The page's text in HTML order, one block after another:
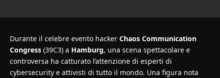
Durante il celebre evento hacker Chaos Communication
Congress (39C3) a Hamburg, una scena spettacolare e
controversa ha catturato l’attenzione di esperti di
cybersecurity e attivisti di tutto il mondo. Una figura nota